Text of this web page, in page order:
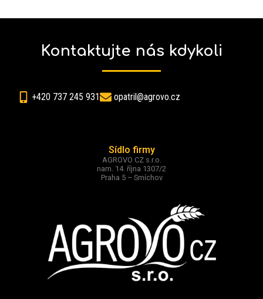
Kontaktujte nás kdykoli
+420 737 245 931 opatril@agrovo.cz
Sídlo firmy
AGROVO CZ s.r.o.
nam. 14. října 1307/2
Praha 5 – Smíchov